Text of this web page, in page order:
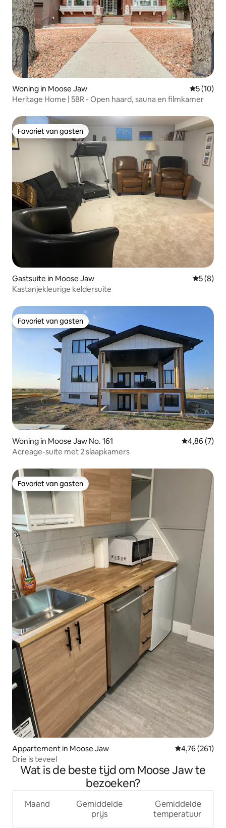
Woning in Moose Jaw
5 (10)
Heritage Home | 5BR - Open haard, sauna en filmkamer
Favoriet van gasten
Favoriet van gasten
Gastsuite in Moose Jaw
5 (8)
Kastanjekleurige keldersuite
Favoriet van gasten
Favoriet van gasten
Woning in Moose Jaw No. 161 Gemiddelde
4,86 (7)
Acreage-suite met 2 slaapkamers
Favoriet van gasten
Favoriet van gasten
Appartement in Moose Jaw Gemiddelde
4,76 (261)
Drie is teveel
Wat is de beste tijd om Moose Jaw te
bezoeken?
Maand
Gemiddelde
prijs
Gemiddelde
temperatuur